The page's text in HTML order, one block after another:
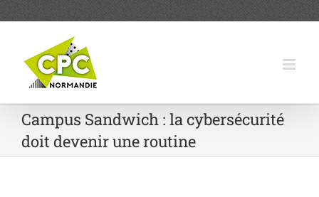
Campus Sandwich : la cybersécurité
doit devenir une routine